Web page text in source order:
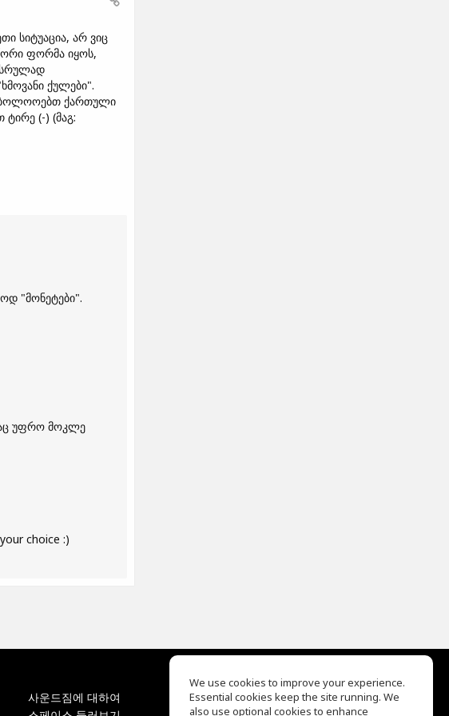
სიტუაცია, არ ვიც
ფორმა იყოს,
სრულად
ქულები".
ქართული
(-) (მაგ:
"მონეტები".
უფრო მოკლე
choice :)
사운드짐에 대하여
EQ Ear Training
We use cookies to improve your experience.
Essential cookies keep the site running. We
also use optional cookies to enhance